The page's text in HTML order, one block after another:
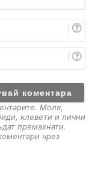
е
E
a
Моля,
клевети и лични
премахнати.
чрез